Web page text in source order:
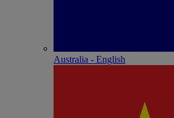
Australia - English